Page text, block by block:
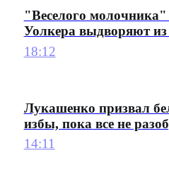
"Веселого молочника"
Уолкера выдворяют из
18:12
Лукашенко призвал
избы, пока все не
14:11